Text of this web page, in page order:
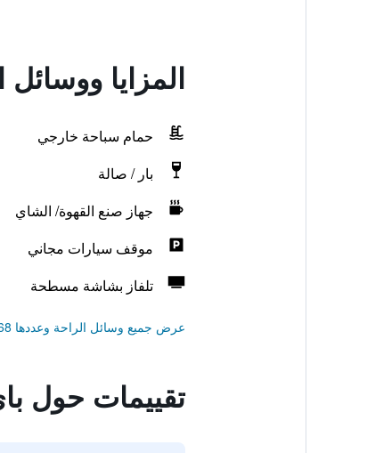
المزايا
حمام سباحة خارجي
بار / صالة
جهاز صنع القهوة/ الشاي
موقف سيارات مجاني
تلفاز بشاشة مسطحة
عرض جميع وسائل الراحة وعددها 68
تقييمات حول